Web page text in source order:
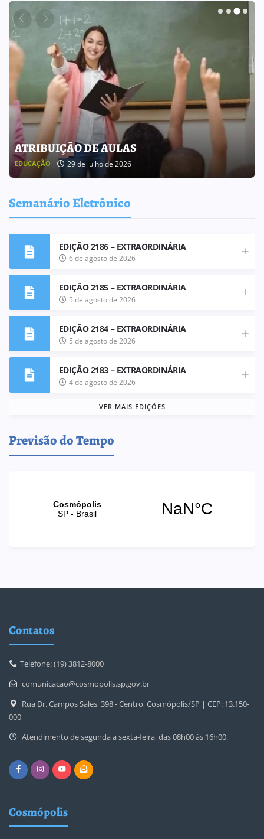
BOLETIM INFORMATIVO 238
BOLETIM INFORMATIVO 25 de julho de 2026
Semanário Eletrônico
EDIÇÃO 2186 – EXTRAORDINÁRIA
6 de agosto de 2026
EDIÇÃO 2185 – EXTRAORDINÁRIA
5 de agosto de 2026
EDIÇÃO 2184 – EXTRAORDINÁRIA
5 de agosto de 2026
EDIÇÃO 2183 – EXTRAORDINÁRIA
4 de agosto de 2026
VER MAIS EDIÇÕES
Previsão do Tempo
Contatos
Telefone: (19) 3812-8000
comunicacao@cosmopolis.sp.gov.br
Rua Dr. Campos Sales, 398 - Centro, Cosmópolis/SP | CEP: 13.150-
000
Atendimento de segunda a sexta-feira, das 08h00 às 16h00.
Cosmópolis